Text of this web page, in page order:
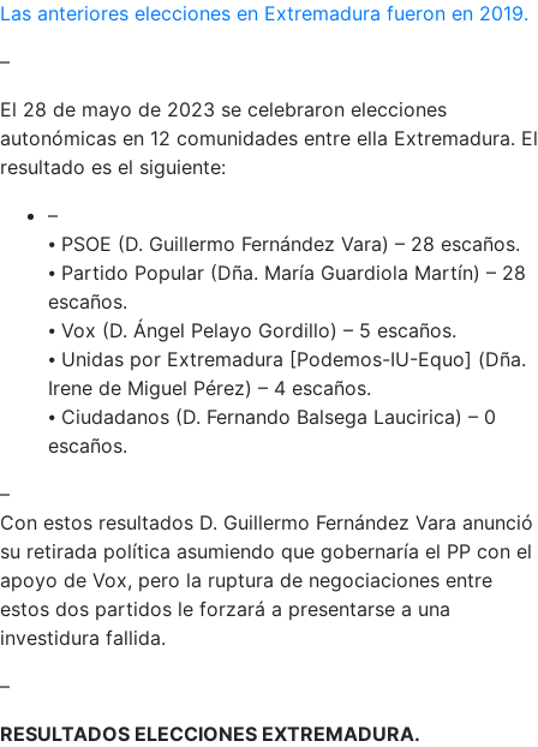
Las anteriores elecciones en Extremadura fueron en 2019.
–
El 28 de mayo de 2023 se celebraron elecciones
autonómicas en 12 comunidades entre ella Extremadura. El
resultado es el siguiente:
–
⦁ PSOE (D. Guillermo Fernández Vara) – 28 escaños.
⦁ Partido Popular (Dña. María Guardiola Martín) – 28
escaños.
⦁ Vox (D. Ángel Pelayo Gordillo) – 5 escaños.
⦁ Unidas por Extremadura [Podemos-IU-Equo] (Dña.
Irene de Miguel Pérez) – 4 escaños.
⦁ Ciudadanos (D. Fernando Balsega Laucirica) – 0
escaños.
–
Con estos resultados D. Guillermo Fernández Vara anunció
su retirada política asumiendo que gobernaría el PP con el
apoyo de Vox, pero la ruptura de negociaciones entre
estos dos partidos le forzará a presentarse a una
investidura fallida.
–
RESULTADOS ELECCIONES EXTREMADURA.